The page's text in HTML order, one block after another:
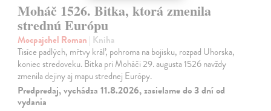
Moháč 1526. Bitka, ktorá zmenila
strednú Európu
Mocpajchel Roman | Kniha
Tisíce padlých, mŕtvy kráľ, pohroma na bojisku, rozpad Uhorska,
koniec stredoveku. Bitka pri Moháči 29. augusta 1526 navždy
zmenila dejiny aj mapu strednej Európy.
Predpredaj, vychádza 11.8.2026, zasielame do 3 dní od
vydania